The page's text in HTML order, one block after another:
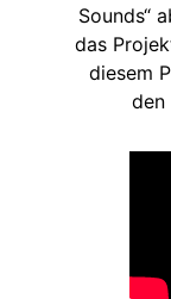
Sounds“
das
diesem
den